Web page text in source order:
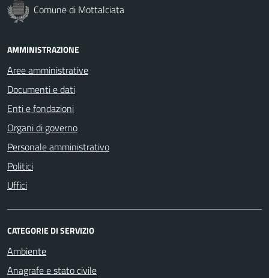
Comune di Mottalciata
AMMINISTRAZIONE
Aree amministrative
Documenti e dati
Enti e fondazioni
Organi di governo
Personale amministrativo
Politici
Uffici
CATEGORIE DI SERVIZIO
Ambiente
Anagrafe e stato civile